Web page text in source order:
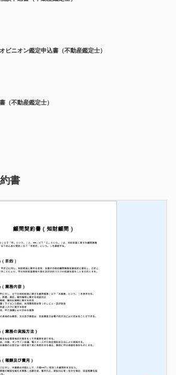
ピニオン鑑定申込書（不動産鑑定士）
（不動産鑑定士）
書